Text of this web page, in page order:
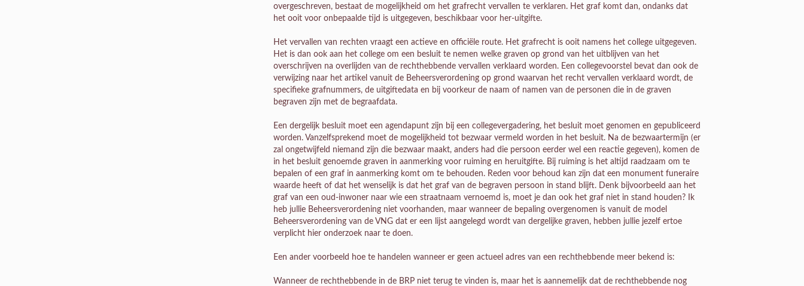
overgeschreven, bestaat de mogelijkheid om het grafrecht vervallen te verklaren. Het graf komt dan, ondanks dat
het ooit voor onbepaalde tijd is uitgegeven, beschikbaar voor her-uitgifte.
Het vervallen van rechten vraagt een actieve en officiële route. Het grafrecht is ooit namens het college uitgegeven.
Het is dan ook aan het college om een besluit te nemen welke graven op grond van het uitblijven van het
overschrijven na overlijden van de rechthebbende vervallen verklaard worden. Een collegevoorstel bevat dan ook de
verwijzing naar het artikel vanuit de Beheersverordening op grond waarvan het recht vervallen verklaard wordt, de
specifieke grafnummers, de uitgiftedata en bij voorkeur de naam of namen van de personen die in de graven
begraven zijn met de begraafdata.
Een dergelijk besluit moet een agendapunt zijn bij een collegevergadering, het besluit moet genomen en gepubliceerd
worden. Vanzelfsprekend moet de mogelijkheid tot bezwaar vermeld worden in het besluit. Na de bezwaartermijn (er
zal ongetwijfeld niemand zijn die bezwaar maakt, anders had die persoon eerder wel een reactie gegeven), komen de
in het besluit genoemde graven in aanmerking voor ruiming en heruitgifte. Bij ruiming is het altijd raadzaam om te
bepalen of een graf in aanmerking komt om te behouden. Reden voor behoud kan zijn dat een monument funeraire
waarde heeft of dat het wenselijk is dat het graf van de begraven persoon in stand blijft. Denk bijvoorbeeld aan het
graf van een oud-inwoner naar wie een straatnaam vernoemd is, moet je dan ook het graf niet in stand houden? Ik
heb jullie Beheersverordening niet voorhanden, maar wanneer de bepaling overgenomen is vanuit de model
Beheersverordening van de VNG dat er een lijst aangelegd wordt van dergelijke graven, hebben jullie jezelf ertoe
verplicht hier onderzoek naar te doen.
Een ander voorbeeld hoe te handelen wanneer er geen actueel adres van een rechthebbende meer bekend is:
Wanneer de rechthebbende in de BRP niet terug te vinden is, maar het is aannemelijk dat de rechthebbende nog